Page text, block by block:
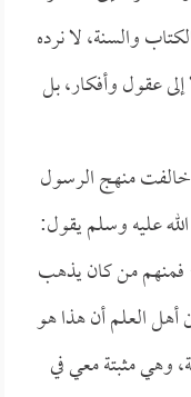
والسنة، لا نرده
إلى عقول وأفكار، بل
منهج الرسول
عليه وسلم يقول:
من كان يذهب
أهل العلم أن هذا هو
وهي مثبتة معي في